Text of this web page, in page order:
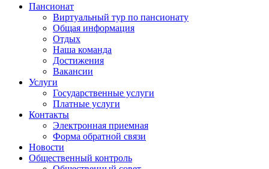
Пансионат
Виртуальный тур по пансионату
Общая информация
Отдых
Наша команда
Достижения
Вакансии
Услуги
Государственные услуги
Платные услуги
Контакты
Электронная приемная
Форма обратной связи
Новости
Общественный контроль